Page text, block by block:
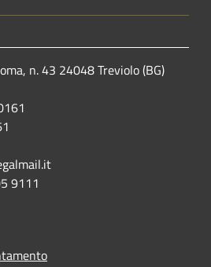
n. 43 24048 Treviolo (BG)
9111